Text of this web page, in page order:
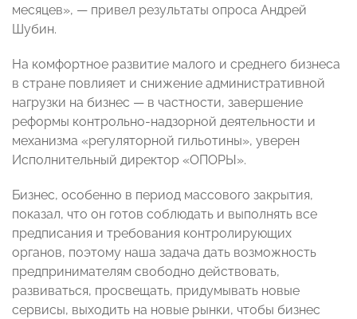
месяцев», — привел результаты опроса Андрей
Шубин.
На комфортное развитие малого и среднего бизнеса
в стране повлияет и снижение административной
нагрузки на бизнес — в частности, завершение
реформы контрольно-надзорной деятельности и
механизма «регуляторной гильотины», уверен
Исполнительный директор «ОПОРЫ».
Бизнес, особенно в период массового закрытия,
показал, что он готов соблюдать и выполнять все
предписания и требования контролирующих
органов, поэтому наша задача дать возможность
предпринимателям свободно действовать,
развиваться, просвещать, придумывать новые
сервисы, выходить на новые рынки, чтобы бизнес